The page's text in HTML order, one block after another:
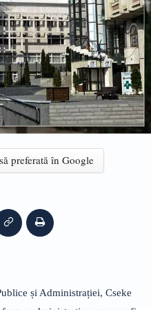
preferată în Google
și Administrației, Cseke